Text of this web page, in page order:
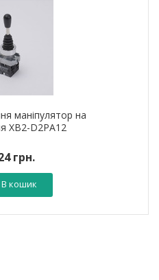
маніпулятор на
XB2-D2PA12
грн.
В кошик